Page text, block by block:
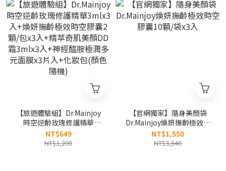
【旅遊體驗組】Dr.Mainjoy
時空逆齡玫瑰修護精華
3mlx3入+煥妍撫齡極效時空
膠囊2顆/包x3入+精萃奇肌美
NT$649
NT$1,200
【官網獨家】隨身美顏袋
Dr.Mainjoy煥妍撫齡極效時
空膠囊10顆/袋x3入
NT$1,550
NT$3,840